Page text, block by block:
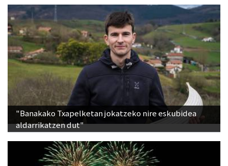
"Banakako Txapelketan jokatzeko nire eskubidea
aldarrikatzen dut"